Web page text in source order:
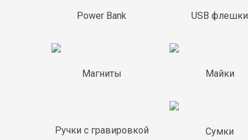
Power Bank USB флешки
Магниты Майки
Ручки с гравировкой Сумки